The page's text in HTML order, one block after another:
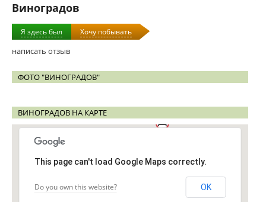
Виноградов
Я здесь был Хочу побывать
написать отзыв
ФОТО "ВИНОГРАДОВ"
ВИНОГРАДОВ НА КАРТЕ
This page can't load Google Maps correctly.
Do you own this website? OK